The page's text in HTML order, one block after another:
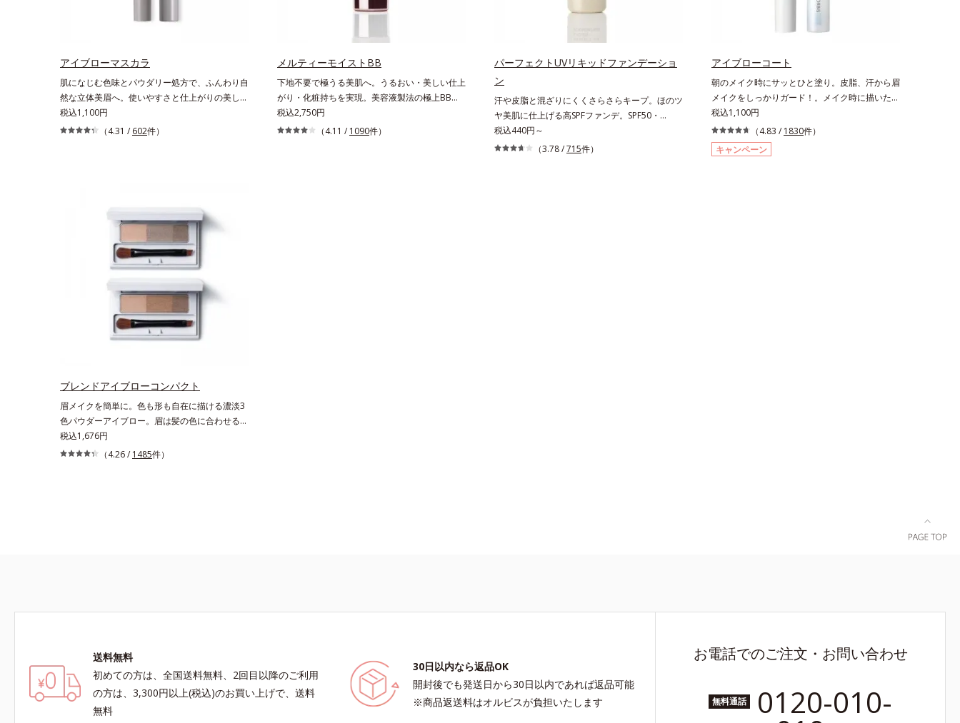
アイブローマスカラ
肌になじむ色味とパウダリー処方で、ふんわり自
然な立体美眉へ。使いやすさと仕上がりの美しさ
を追求した眉マスカラです。日本人の肌に自然に
なじむ、色調と彩度にこだわった絶妙な色展開。
税込1,100円
（4.31 / 602件）
メルティーモイストBB
下地不要で極うる美肌へ。うるおい・美しい仕上
がり・化粧持ちを実現。美容液製法の極上BBク
リーム。ファンデーションに美容成分を加える一
般的な製法ではなく、美容液にファンデーション
税込2,750円
（4.11 / 1090件）
パーフェクトUVリキッドファンデーショ
ン
汗や皮脂と混ざりにくくさらさらキープ。ほのツ
ヤ美肌に仕上げる高SPFファンデ。SPF50・
PA++++で紫外線を強力カットしながら、さらさ
ら美肌が10時間(*)続くリキッドファンデーショ
税込440円～
（3.78 /715件）
アイブローコート
朝のメイク時にサッとひと塗り。皮脂、汗から眉
メイクをしっかりガード！。メイク時に描いた眉
の上からサッとひと塗りするだけで、描いたまま
の美しい眉を長時間キープします。汗、皮脂、こ
すれなどから美しい眉をしっかり守るウォーター
プルーフタイプながら、通常のクレンジングで簡
税込1,100円
（4.83 / 1830件）
キャンペーン
ブレンドアイブローコンパクト
眉メイクを簡単に。色も形も自在に描ける濃淡3
色パウダーアイブロー。眉は髪の色に合わせると
自然。濃淡3色セットなら、混ぜ方次第で自分に
ぴったりの眉色が作れます。さらに眉頭は薄く、
税込1,676円
（4.26 / 1485件）
送料無料
初めての方は、全国送料無料、2回目以降のご利用
の方は、3,300円以上(税込)のお買い上げで、送料
無料
30日以内なら返品OK
開封後でも発送日から30日以内であれば返品可能
※商品返送料はオルビスが負担いたします
お電話でのご注文・お問い合わせ
無料通話 0120-010-